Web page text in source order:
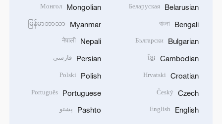
Belarusian
Беларуская
Bengali
বাংলা
Bulgarian
Български
Cambodian
ខ្មែរ
Croatian
Hrvatski
Czech
Český
English
English
Mongolian
Монгол
Myanmar
မြန်မာဘာသာ
Nepali
नेपाली
Persian فارسی
Polish
Polski
Portuguese
Português
Pashto پښتو